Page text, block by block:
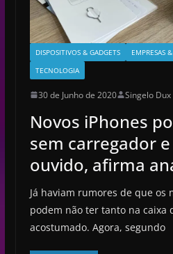
DISPOSITIVOS & GADGETS
EMPRESAS
TECNOLOGIA
30 de Junho de 2020 Singelo Dux
Novos iPhones
sem carregador
ouvido, afirma
Já haviam rumores de que os
podem não ter tanto na caixa
acostumado. Agora, segundo